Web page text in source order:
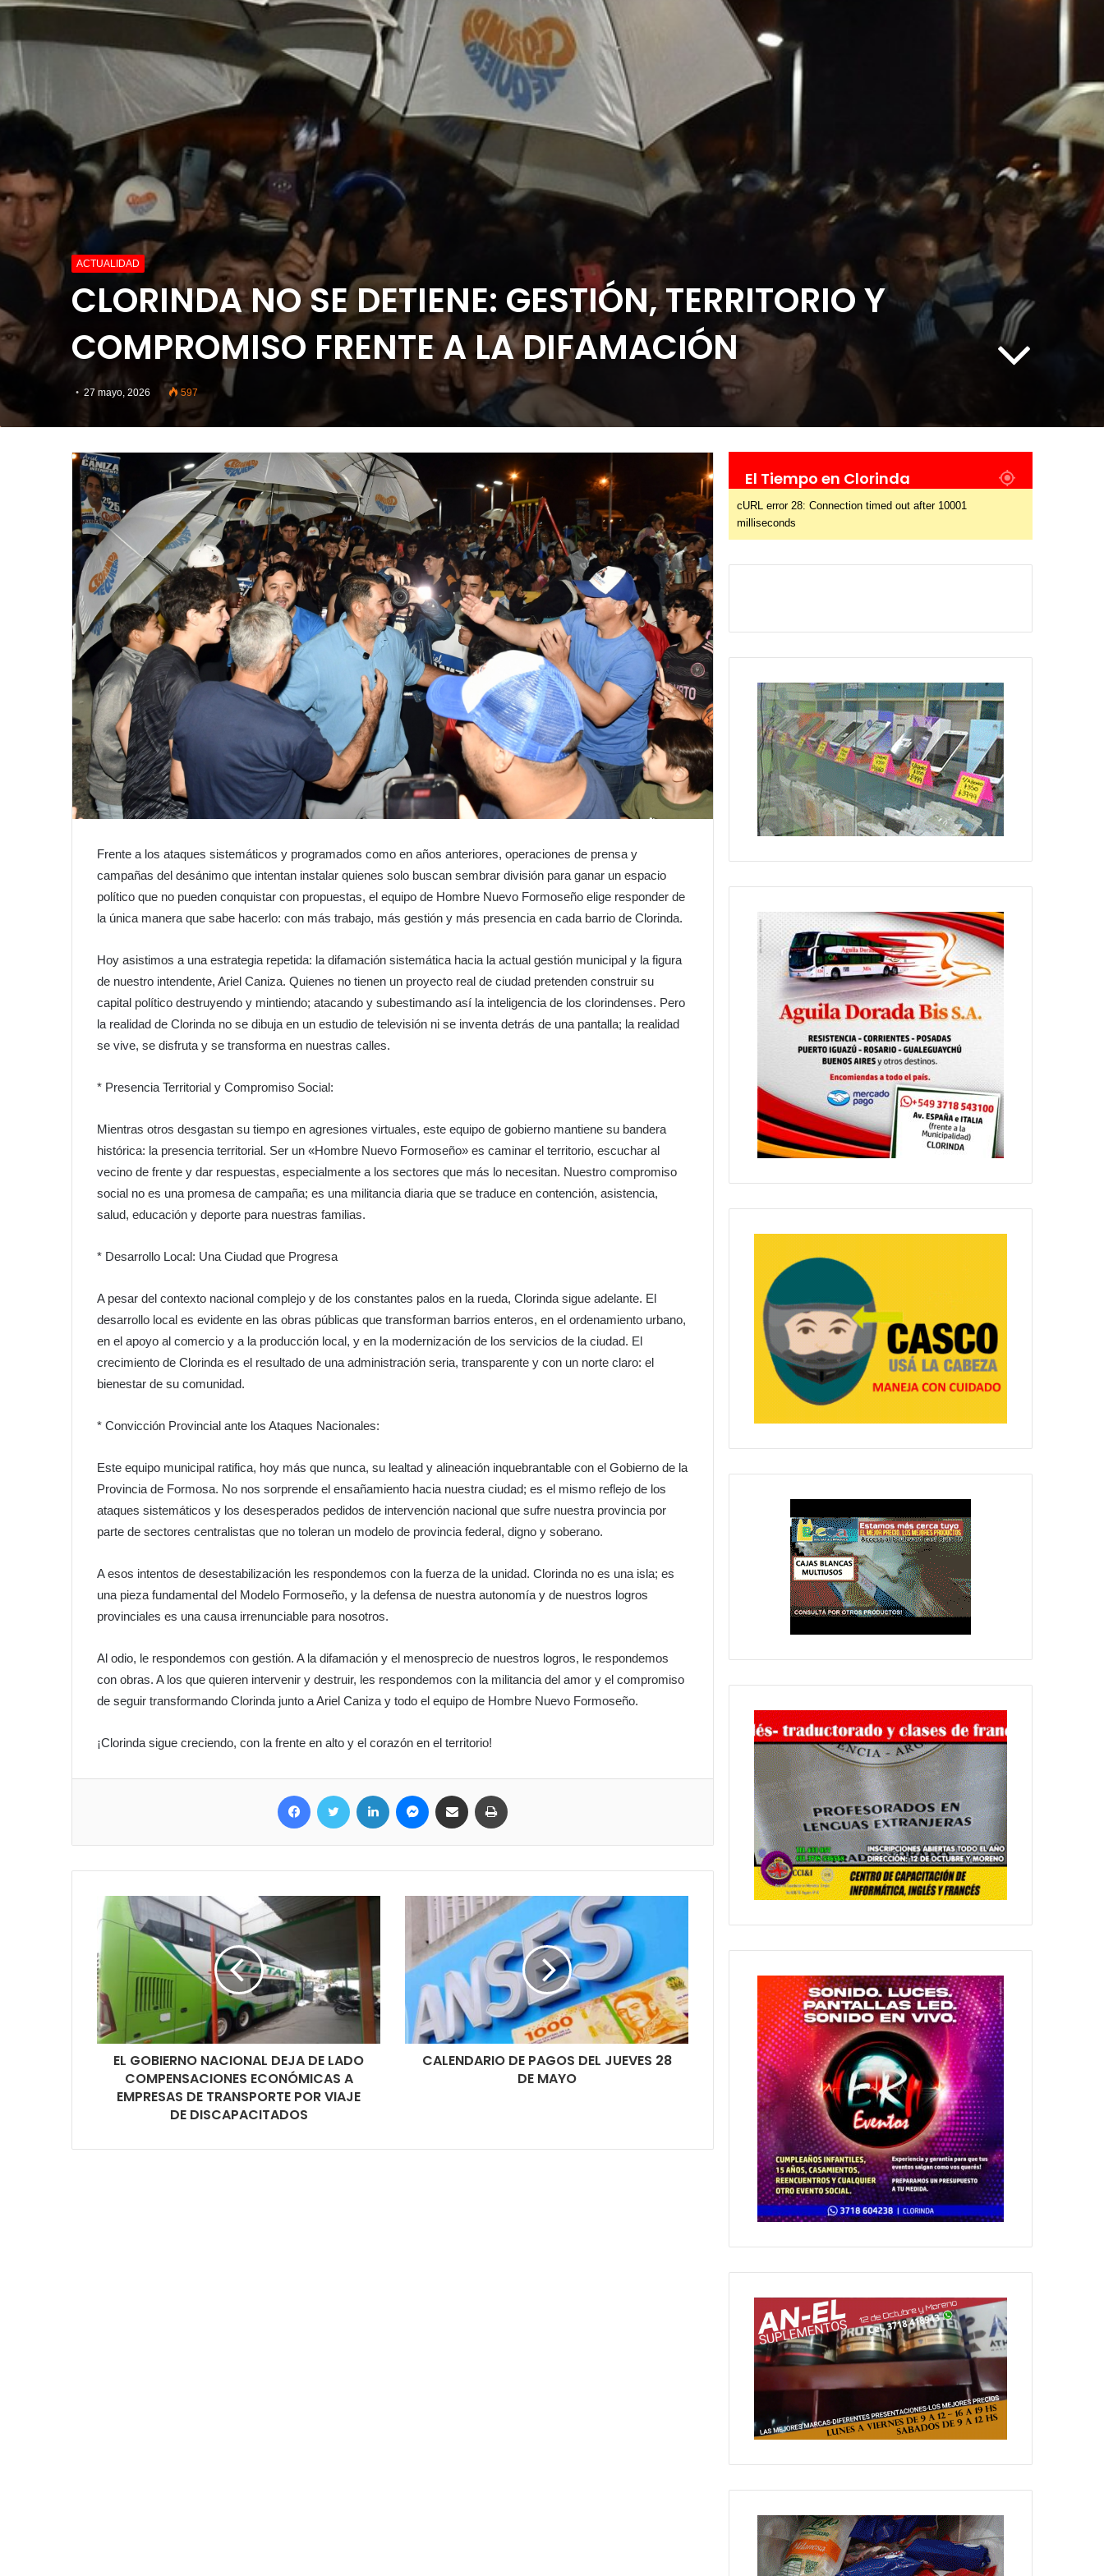
ACTUALIDAD
CLORINDA NO SE DETIENE: GESTIÓN, TERRITORIO Y
COMPROMISO FRENTE A LA DIFAMACIÓN
27 mayo, 2026 597
​Frente a los ataques sistemáticos y programados como en años anteriores, operaciones de prensa y
campañas del desánimo que intentan instalar quienes solo buscan sembrar división para ganar un espacio
político que no pueden conquistar con propuestas, el equipo de Hombre Nuevo Formoseño elige responder de
la única manera que sabe hacerlo: con más trabajo, más gestión y más presencia en cada barrio de Clorinda.
​Hoy asistimos a una estrategia repetida: la difamación sistemática hacia la actual gestión municipal y la figura
de nuestro intendente, Ariel Caniza. Quienes no tienen un proyecto real de ciudad pretenden construir su
capital político destruyendo y mintiendo; atacando y subestimando así la inteligencia de los clorindenses. Pero
la realidad de Clorinda no se dibuja en un estudio de televisión ni se inventa detrás de una pantalla; la realidad
se vive, se disfruta y se transforma en nuestras calles.
* ​Presencia Territorial y Compromiso Social:
​Mientras otros desgastan su tiempo en agresiones virtuales, este equipo de gobierno mantiene su bandera
histórica: la presencia territorial. Ser un «Hombre Nuevo Formoseño» es caminar el territorio, escuchar al
vecino de frente y dar respuestas, especialmente a los sectores que más lo necesitan. Nuestro compromiso
social no es una promesa de campaña; es una militancia diaria que se traduce en contención, asistencia,
salud, educación y deporte para nuestras familias.
* ​Desarrollo Local: Una Ciudad que Progresa
​A pesar del contexto nacional complejo y de los constantes palos en la rueda, Clorinda sigue adelante. El
desarrollo local es evidente en las obras públicas que transforman barrios enteros, en el ordenamiento urbano,
en el apoyo al comercio y a la producción local, y en la modernización de los servicios de la ciudad. El
crecimiento de Clorinda es el resultado de una administración seria, transparente y con un norte claro: el
bienestar de su comunidad.
* ​Convicción Provincial ante los Ataques Nacionales:
​Este equipo municipal ratifica, hoy más que nunca, su lealtad y alineación inquebrantable con el Gobierno de la
Provincia de Formosa. No nos sorprende el ensañamiento hacia nuestra ciudad; es el mismo reflejo de los
ataques sistemáticos y los desesperados pedidos de intervención nacional que sufre nuestra provincia por
parte de sectores centralistas que no toleran un modelo de provincia federal, digno y soberano.
​A esos intentos de desestabilización les respondemos con la fuerza de la unidad. Clorinda no es una isla; es
una pieza fundamental del Modelo Formoseño, y la defensa de nuestra autonomía y de nuestros logros
provinciales es una causa irrenunciable para nosotros.
​Al odio, le respondemos con gestión. A la difamación y el menosprecio de nuestros logros, le respondemos
con obras. A los que quieren intervenir y destruir, les respondemos con la militancia del amor y el compromiso
de seguir transformando Clorinda junto a Ariel Caniza y todo el equipo de Hombre Nuevo Formoseño.
​¡Clorinda sigue creciendo, con la frente en alto y el corazón en el territorio!
EL GOBIERNO NACIONAL DEJA DE LADO
COMPENSACIONES ECONÓMICAS A
EMPRESAS DE TRANSPORTE POR VIAJE
DE DISCAPACITADOS
CALENDARIO DE PAGOS DEL JUEVES 28
DE MAYO
El Tiempo en Clorinda
cURL error 28: Connection timed out after 10001
milliseconds